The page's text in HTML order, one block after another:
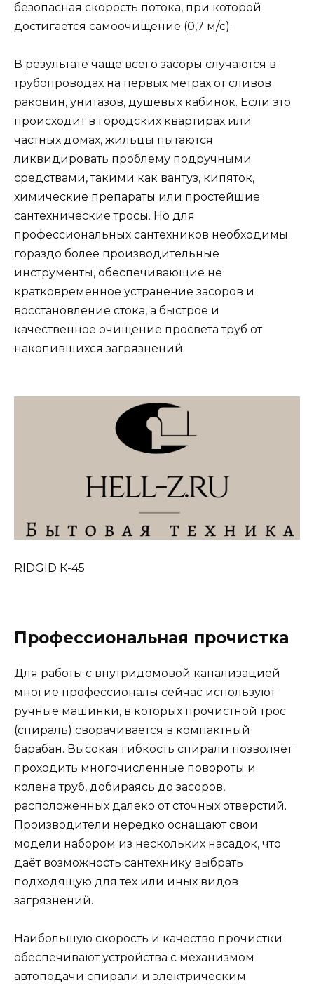
безопасная скорость потока, при которой
достигается самоочищение (0,7 м/c).
В результате чаще всего засоры случаются в
трубопроводах на первых метрах от сливов
раковин, унитазов, душевых кабинок. Если это
происходит в городских квартирах или
частных домах, жильцы пытаются
ликвидировать проблему подручными
средствами, такими как вантуз, кипяток,
химические препараты или простейшие
сантехнические тросы. Но для
профессиональных сантехников необходимы
гораздо более производительные
инструменты, обеспечивающие не
кратковременное устранение засоров и
восстановление стока, а быстрое и
качественное очищение просвета труб от
накопившихся загрязнений.
RIDGID К-45
Профессиональная прочистка
Для работы с внутридомовой канализацией
многие профессионалы сейчас используют
ручные машинки, в которых прочистной трос
(спираль) сворачивается в компактный
барабан. Высокая гибкость спирали позволяет
проходить многочисленные повороты и
колена труб, добираясь до засоров,
расположенных далеко от сточных отверстий.
Производители нередко оснащают свои
модели набором из нескольких насадок, что
даёт возможность сантехнику выбрать
подходящую для тех или иных видов
загрязнений.
Наибольшую скорость и качество прочистки
обеспечивают устройства с механизмом
автоподачи спирали и электрическим